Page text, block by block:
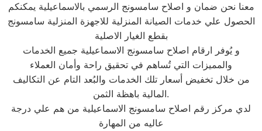
معنا نحن ضمان و اصلاح سامسونج الرسمي بالاسماعيلية يمكنكم
الحصول علي خدمات الصيانة المنزلية للاجهزة المنزلية سامسونج
بقطع الغيار الاصلية
و يُوفر ارقام اصلاح سامسونج الاسماعيلية جميع الخدمات
والمميزات التي تُساهم في تحقيق راحة وأمان العملاء
من خلال تخفيض أسعار تلك الخدمات والبُعد التام عن التكاليف
المالية باهظة الثمن.
لدي مركز رقم اصلاح سامسونج الاسماعيلية من هم علي درجة
عاليه من المهارة